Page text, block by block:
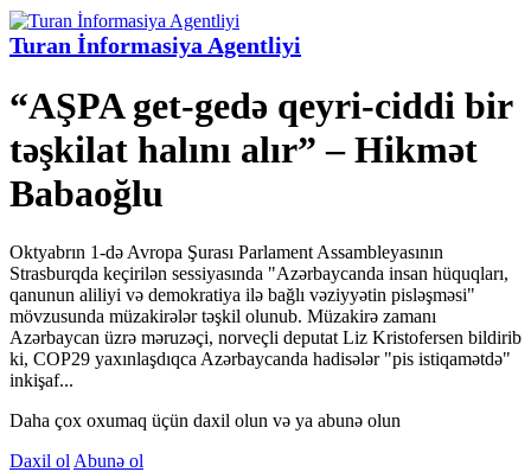
Turan İnformasiya Agentliyi
“AŞPA get-gedə qeyri-ciddi bir
təşkilat halını alır” – Hikmət
Babaoğlu
Oktyabrın 1-də Avropa Şurası Parlament Assambleyasının
Strasburqda keçirilən sessiyasında "Azərbaycanda insan hüquqları,
qanunun aliliyi və demokratiya ilə bağlı vəziyyətin pisləşməsi"
mövzusunda müzakirələr təşkil olunub. Müzakirə zamanı
Azərbaycan üzrə məruzəçi, norveçli deputat Liz Kristofersen bildirib
ki, COP29 yaxınlaşdıqca Azərbaycanda hadisələr "pis istiqamətdə"
inkişaf...
Daha çox oxumaq üçün daxil olun və ya abunə olun
Daxil ol Abunə ol